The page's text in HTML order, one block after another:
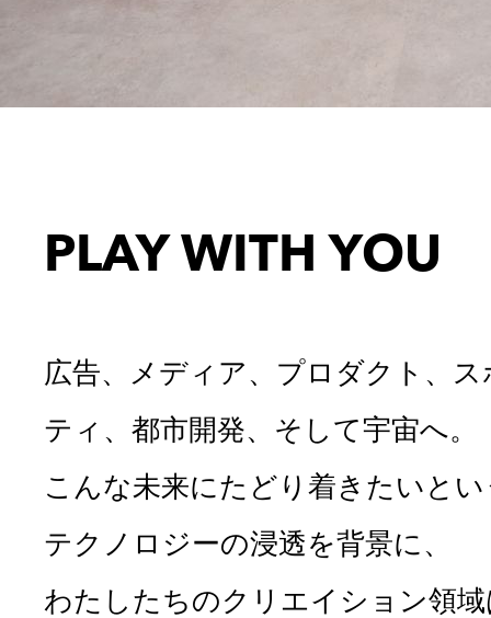
PLAY WITH YOU
広告、メディア、プロダクト、
ティ、都市開発、そして宇宙へ。
こんな未来にたどり着きたいと
テクノロジーの浸透を背景に、
わたしたちのクリエイション領